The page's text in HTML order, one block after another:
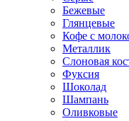
Бежевые
Глянцевые
Кофе с
Металлик
Слоновая
Фуксия
Шоколад
Шампань
Оливковые